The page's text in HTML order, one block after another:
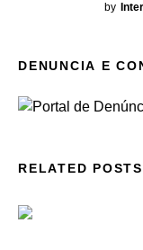
by
DENUNCIA E
RELATED POSTS